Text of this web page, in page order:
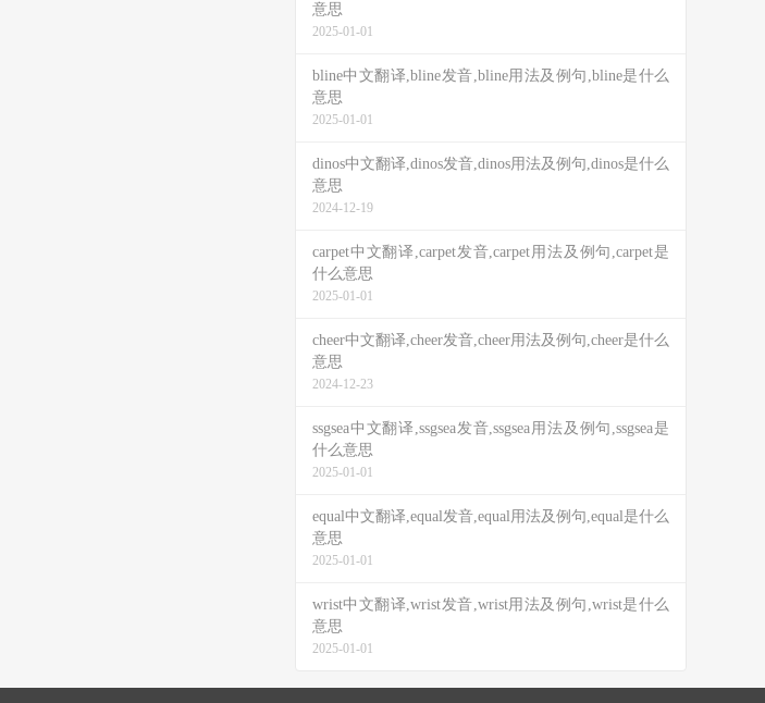
意思
2025-01-01
bline中文翻译,bline发音,bline用法及例句,bline是什么
意思
2025-01-01
dinos中文翻译,dinos发音,dinos用法及例句,dinos是什么
意思
2024-12-19
carpet中文翻译,carpet发音,carpet用法及例句,carpet是
什么意思
2025-01-01
cheer中文翻译,cheer发音,cheer用法及例句,cheer是什么
意思
2024-12-23
ssgsea中文翻译,ssgsea发音,ssgsea用法及例句,ssgsea是
什么意思
2025-01-01
equal中文翻译,equal发音,equal用法及例句,equal是什么
意思
2025-01-01
wrist中文翻译,wrist发音,wrist用法及例句,wrist是什么
意思
2025-01-01